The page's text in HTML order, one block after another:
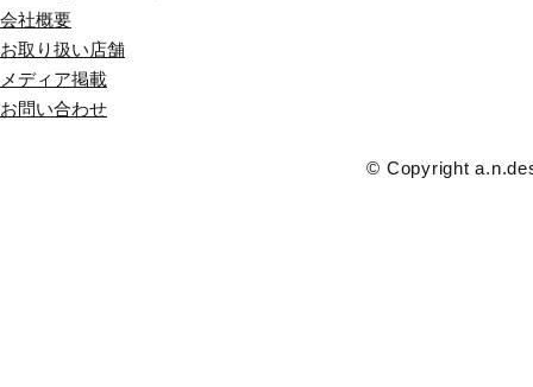
会社概要
お取り扱い店舗
メディア掲載
​お問い合わせ
© Copyright